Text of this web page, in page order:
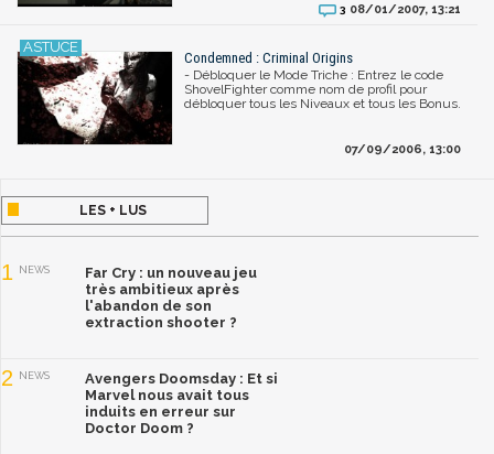
3 08/01/2007, 13:21
Condemned : Criminal Origins
- Débloquer le Mode Triche : Entrez le code
ShovelFighter comme nom de profil pour
débloquer tous les Niveaux et tous les Bonus.
07/09/2006, 13:00
LES + LUS
1 NEWS
Far Cry : un nouveau jeu
très ambitieux après
l'abandon de son
extraction shooter ?
2 NEWS
Avengers Doomsday : Et si
Marvel nous avait tous
induits en erreur sur
Doctor Doom ?